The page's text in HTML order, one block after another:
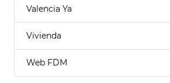
Valencia Ya
Vivienda
Web FDM